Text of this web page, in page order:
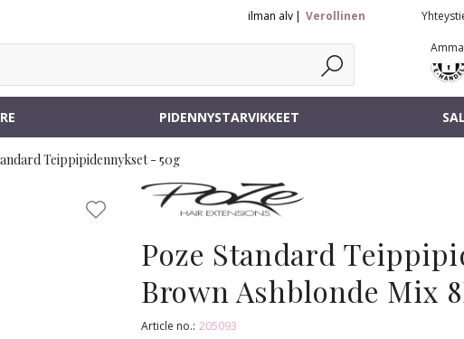
ilman alv Verollinen
PIDENNYSTARVIKKEET
Teippipidennykset - 50g
Poze Standard
Brown Ashblonde Mix
Article no.: 205093